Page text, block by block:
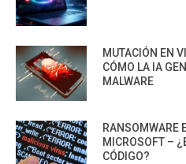
MUTACIÓN EN
CÓMO LA IA
MALWARE
RANSOMWARE
MICROSOFT –
CÓDIGO?